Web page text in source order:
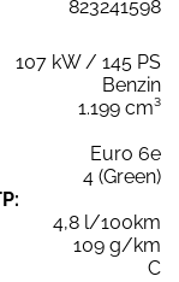
823241598
107 kW / 145 PS
Benzin
1.199 cm³
Euro 6e
4 (Green)
4,8 l/100km
109 g/km
C